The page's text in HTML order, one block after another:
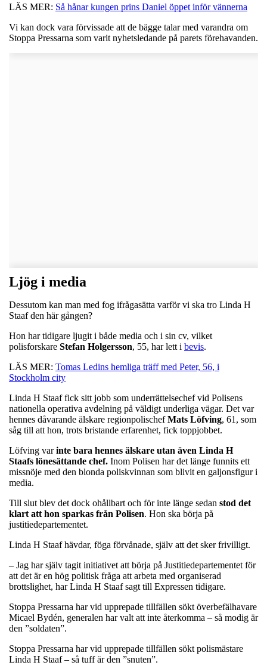
LÄS MER: Så hånar kungen prins Daniel öppet inför vännerna
Vi kan dock vara förvissade att de bägge talar med varandra om
Stoppa Pressarna som varit nyhetsledande på parets förehavanden.
Ljög i media
Dessutom kan man med fog ifrågasätta varför vi ska tro Linda H
Staaf den här gången?
Hon har tidigare ljugit i både media och i sin cv, vilket
polisforskare Stefan Holgersson, 55, har lett i bevis.
LÄS MER: Tomas Ledins hemliga träff med Peter, 56, i
Stockholm city
Linda H Staaf fick sitt jobb som underrättelsechef vid Polisens
nationella operativa avdelning på väldigt underliga vägar. Det var
hennes dåvarande älskare regionpolischefMats Löfving, 61, som
såg till att hon, trots bristande erfarenhet, fick toppjobbet.
Löfving varinte bara hennes älskare utan även Linda H
Staafs lönesättande chef. Inom Polisen har det länge funnits ett
missnöje med den blonda poliskvinnan som blivit en galjonsfigur i
media.
Till slut blev det dock ohållbart och för inte länge sedan stod det
klart att hon sparkas från Polisen. Hon ska börja på
justitiedepartementet.
Linda H Staaf hävdar, föga förvånade, själv att det sker frivilligt.
– Jag har själv tagit initiativet att börja på Justitiedepartementet för
att det är en hög politisk fråga att arbeta med organiserad
brottslighet, har Linda H Staaf sagt till Expressen tidigare.
Stoppa Pressarna har vid upprepade tillfällen sökt överbefälhavare
Micael Bydén, generalen har valt att inte återkomma – så modig är
den ”soldaten”.
Stoppa Pressarna har vid upprepade tillfällen sökt polismästare
Linda H Staaf – så tuff är den ”snuten”.